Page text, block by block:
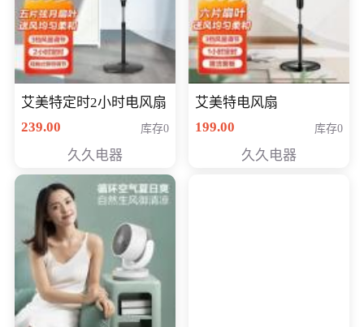
艾美特定时2小时电风扇
239.00
库存0
久久电器
艾美特电风扇
199.00
库存0
久久电器